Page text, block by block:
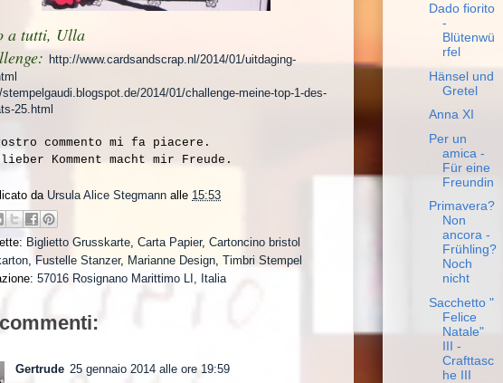
a tutti, Ulla
http://www.cardsandscrap.nl/2014/01/uitdaging-
stempelgaudi.blogspot.de/2014/01/challenge-meine-top-1-des-
25.html
commento mi fa piacere.
Komment macht mir Freude.
da Ursula Alice Stegmann alle 15:53
Biglietto Grusskarte, Carta Papier, Cartoncino bristol
, Fustelle Stanzer, Marianne Design, Timbri Stempel
57016 Rosignano Marittimo LI, Italia
Gertrude 25 gennaio 2014 alle ore 19:59
Dado fiorito
-
Blütenwü
rfel
Hänsel und
Gretel
Anna XI
Per un
amica -
Für eine
Freundin
Primavera?
Non
ancora -
Frühling?
Noch
nicht
Sacchetto "
Felice
Natale"
III -
Crafttasc
he III